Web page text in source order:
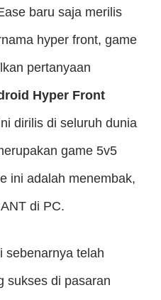
baru saja merilis
hyper front, game
pertanyaan
Hyper Front
dirilis di seluruh dunia
game 5v5
ini adalah menembak,
di PC.
sebenarnya telah
sukses di pasaran